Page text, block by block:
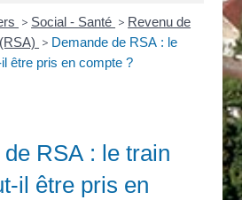
> Social - Santé > Revenu de
> Demande de RSA : le
être pris en compte ?
RSA : le train
il être pris en